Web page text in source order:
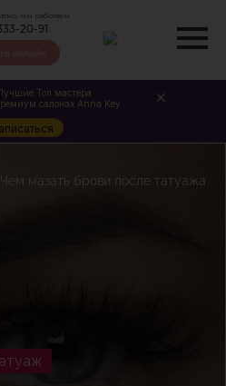
мы работаем
20-91
онлайн
Чем мазать брови после татуажа
Топ мастера
салонах Anna Key